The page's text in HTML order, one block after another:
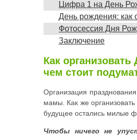
Цифра 1 на День
День рождения: как
Фотосессия Дня
Заключение
Как
чем стоит
Организация
мамы. Как же
будущее остались милые
Чтобы ничего не